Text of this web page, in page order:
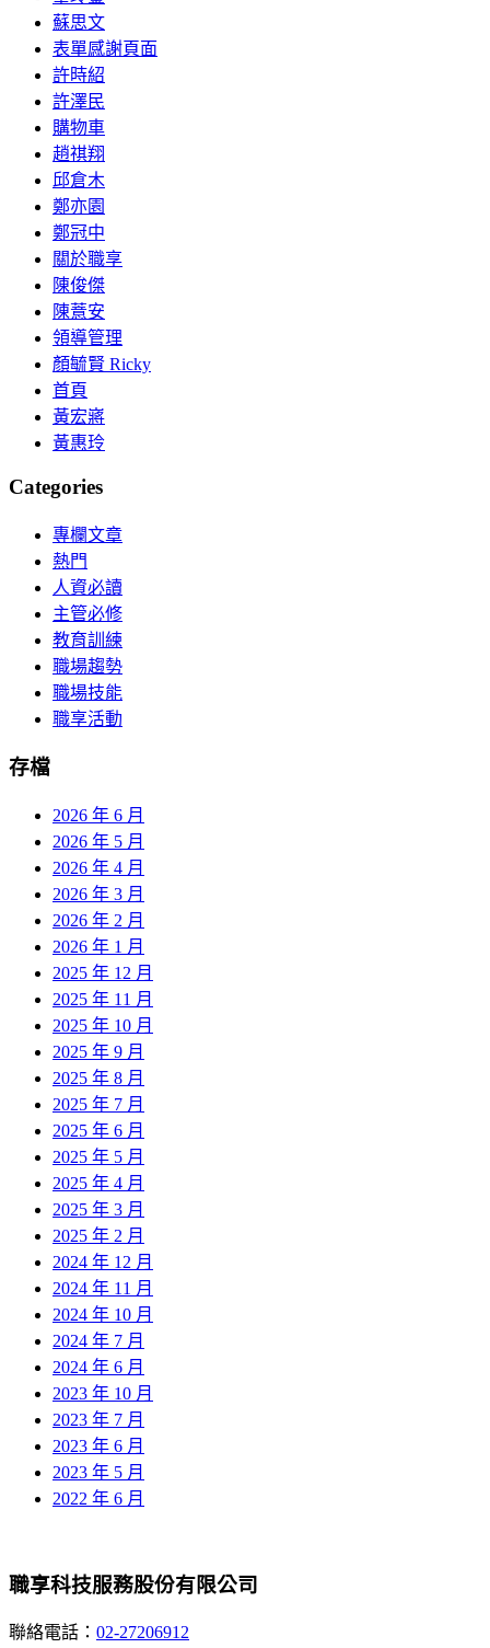
蘇思文
表單感謝頁面
許時紹
許澤民
購物車
趙祺翔
邱倉木
鄭亦園
鄭冠中
關於職享
陳俊傑
陳薏安
領導管理
顏毓賢 Ricky
首頁
黃宏嶈
黃惠玲
Categories
專欄文章
熱門
人資必讀
主管必修
教育訓練
職場趨勢
職場技能
職享活動
存檔
2026 年 6 月
2026 年 5 月
2026 年 4 月
2026 年 3 月
2026 年 2 月
2026 年 1 月
2025 年 12 月
2025 年 11 月
2025 年 10 月
2025 年 9 月
2025 年 8 月
2025 年 7 月
2025 年 6 月
2025 年 5 月
2025 年 4 月
2025 年 3 月
2025 年 2 月
2024 年 12 月
2024 年 11 月
2024 年 10 月
2024 年 7 月
2024 年 6 月
2023 年 10 月
2023 年 7 月
2023 年 6 月
2023 年 5 月
2022 年 6 月
職享科技服務股份有限公司
聯絡電話： 02-27206912